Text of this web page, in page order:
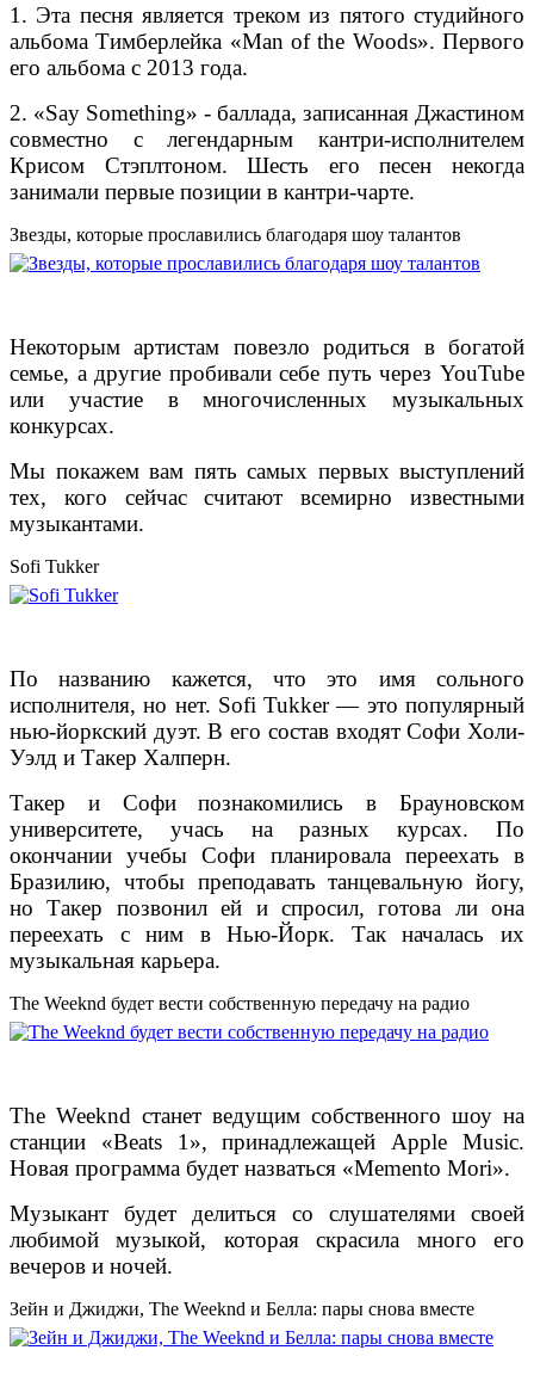
1. Эта песня является треком из пятого студийного
альбома Тимберлейка «Man of the Woods». Первого
его альбома с 2013 года.
2. «Say Something» - баллада, записанная Джастином
совместно с легендарным кантри-исполнителем
Крисом Стэплтоном. Шесть его песен некогда
занимали первые позиции в кантри-чарте.
Звезды, которые прославились благодаря шоу талантов
Некоторым артистам повезло родиться в богатой
семье, а другие пробивали себе путь через YouTube
или участие в многочисленных музыкальных
конкурсах.
Мы покажем вам пять самых первых выступлений
тех, кого сейчас считают всемирно известными
музыкантами.
Sofi Tukker
По названию кажется, что это имя сольного
исполнителя, но нет. Sofi Tukker — это популярный
нью-йоркский дуэт. В его состав входят Софи Холи-
Уэлд и Такер Халперн.
Такер и Софи познакомились в Брауновском
университете, учась на разных курсах. По
окончании учебы Софи планировала переехать в
Бразилию, чтобы преподавать танцевальную йогу,
но Такер позвонил ей и спросил, готова ли она
переехать с ним в Нью-Йорк. Так началась их
музыкальная карьера.
The Weeknd будет вести собственную передачу на радио
The Weeknd станет ведущим собственного шоу на
станции «Beats 1», принадлежащей Apple Music.
Новая программа будет назваться «Memento Mori».
Музыкант будет делиться со слушателями своей
любимой музыкой, которая скрасила много его
вечеров и ночей.
Зейн и Джиджи, The Weeknd и Белла: пары снова вместе